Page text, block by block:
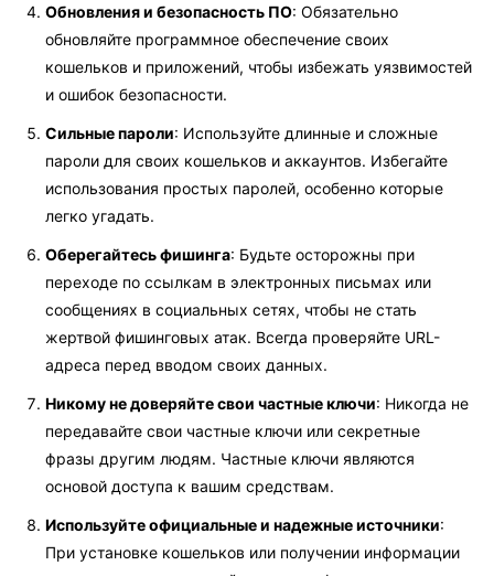
Обновления и безопасность ПО: Обязательно
обновляйте программное обеспечение своих
кошельков и приложений, чтобы избежать уязвимостей
и ошибок безопасности.
Сильные пароли: Используйте длинные и сложные
пароли для своих кошельков и аккаунтов. Избегайте
использования простых паролей, особенно которые
легко угадать.
Оберегайтесь фишинга: Будьте осторожны при
переходе по ссылкам в электронных письмах или
сообщениях в социальных сетях, чтобы не стать
жертвой фишинговых атак. Всегда проверяйте URL-
адреса перед вводом своих данных.
Никому не доверяйте свои частные ключи: Никогда не
передавайте свои частные ключи или секретные
фразы другим людям. Частные ключи являются
основой доступа к вашим средствам.
Используйте официальные и надежные источники:
При установке кошельков или получении информации